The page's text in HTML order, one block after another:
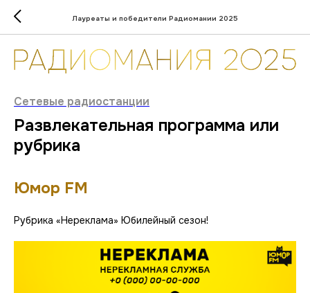
Лауреаты и победители Радиомании 2025
Сетевые радиостанции
Развлекательная программа или
рубрика
Юмор FM
Рубрика «Нереклама» Юбилейный сезон!